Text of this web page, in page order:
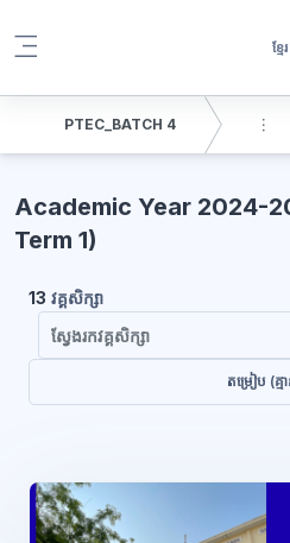
ខ្មែរ
ប្លុក
Academic Year 2024-
Term 1)
PTEC_BATCH 4
13 វគ្គសិក្សា
តម្រៀប (គ្ម